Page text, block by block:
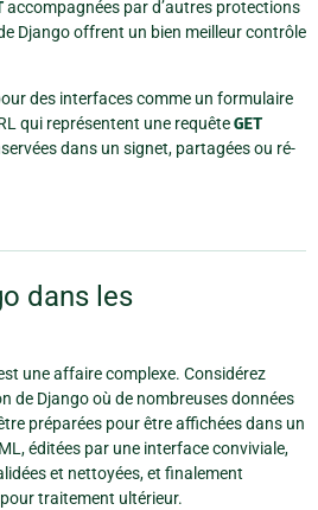
accompagnées par d’autres protections
Django offrent un bien meilleur contrôle
des interfaces comme un formulaire
qui représentent une requêteGET
dans un signet, partagées ou ré-
dans les
une affaire complexe. Considérez
de Django où de nombreuses données
préparées pour être affichées dans un
éditées par une interface conviviale,
et nettoyées, et finalement
traitement ultérieur.